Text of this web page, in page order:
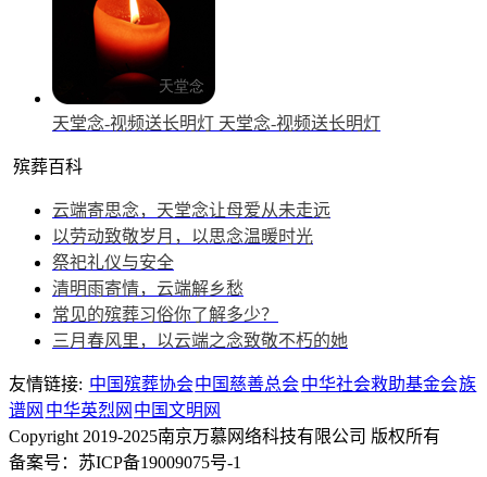
天堂念-视频送长明灯 天堂念-视频送长明灯
殡葬百科
云端寄思念，天堂念让母爱从未走远
以劳动致敬岁月，以思念温暖时光
祭祀礼仪与安全
清明雨寄情，云端解乡愁
常见的殡葬习俗你了解多少？
三月春风里，以云端之念致敬不朽的她
友情链接: 中国殡葬协会中国慈善总会中华社会救助基金会族
谱网 中华英烈网 中国文明网
Copyright 2019-2025南京万慕网络科技有限公司 版权所有
备案号：苏ICP备19009075号-1